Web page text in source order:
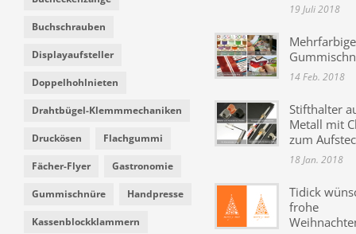
Buchschrauben
Displayaufsteller
Doppelhohlnieten
Drahtbügel-Klemmmechaniken
Druckösen Flachgummi
Fächer-Flyer Gastronomie
Gummischnüre Handpresse
Kassenblockklammern
19 Juli 2018
Mehrfarbige
14 Feb. 2018
Stifthalter
Metall mit
zum
18 Jan. 2018
Tidick
frohe